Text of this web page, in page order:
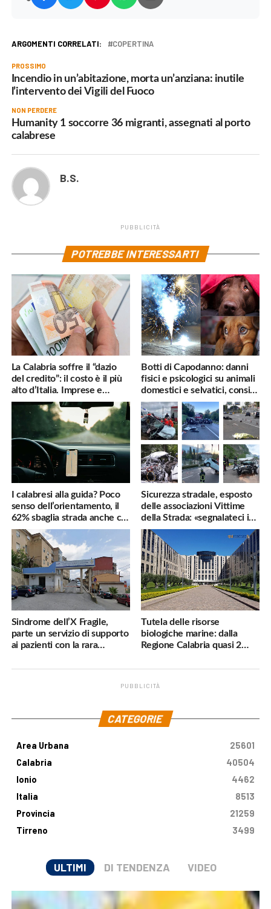
ARGOMENTI CORRELATI: COPERTINA
PROSSIMO
Incendio in un’abitazione, morta un’anziana: inutile
l’intervento dei Vigili del Fuoco
NON PERDERE
Humanity 1 soccorre 36 migranti, assegnati al porto
calabrese
B.S.
PUBBLICITÀ
POTREBBE INTERESSARTI
La Calabria soffre il “dazio
del credito”: il costo è il più
alto d’Italia. Imprese e
famiglie penalizzate
Botti di Capodanno: danni
fisici e psicologici su animali
domestici e selvatici, consigli
utili
I calabresi alla guida? Poco
senso dell’orientamento, il
62% sbaglia strada anche col
navigatore
Sicurezza stradale, esposto
delle associazioni Vittime
della Strada: «segnalateci i
pericoli, interverremo
subito»
Sindrome dell’X Fragile,
parte un servizio di supporto
ai pazienti con la rara
Tutela delle risorse
biologiche marine: dalla
Regione Calabria quasi 2
PUBBLICITÀ
CATEGORIE
Area Urbana
25601
Calabria
40504
Ionio
4462
Italia
8513
Provincia
21259
Tirreno
3499
ULTIMI DI TENDENZA VIDEO